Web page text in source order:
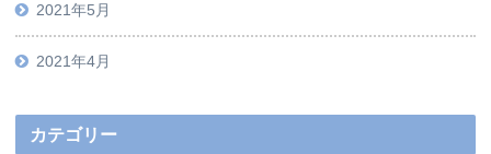
2021年5月
2021年4月
カテゴリー